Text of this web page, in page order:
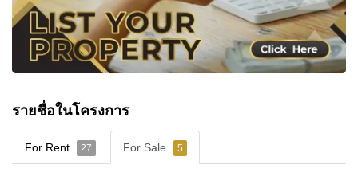
รายชื่อในโครงการ
For Rent 27 For Sale 5